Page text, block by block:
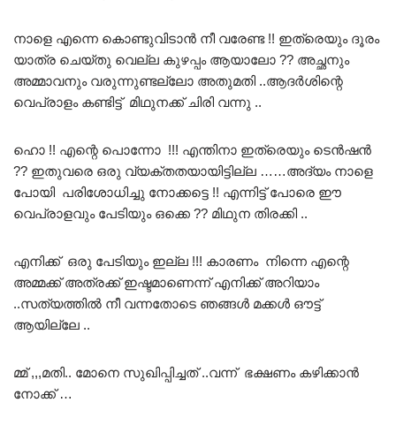
നാളെ എന്നെ കൊണ്ടുവിടാൻ നീ വരേണ്ട !! ഇത്രെയും ദൂരം
യാത്ര ചെയ്തു വെല്ല കുഴപ്പം ആയാലോ ?? അച്ഛനും
അമ്മാവനും വരുന്നുണ്ടല്ലോ അതുമതി ..ആദർശിന്റെ
വെപ്രാളം കണ്ടിട്ട് മിഥുനക്ക് ചിരി വന്നു ..
ഹൊ !! എന്റെ പൊന്നോ !!! എന്തിനാ ഇത്രെയും ടെൻഷൻ
?? ഇതുവരെ ഒരു വ്യക്തതയായിട്ടില്ല ……അദ്യം നാളെ
പോയി പരിശോധിച്ചു നോക്കട്ടെ !! എന്നിട്ട് പോരെ ഈ
വെപ്രാളവും പേടിയും ഒക്കെ ?? മിഥുന തിരക്കി ..
എനിക്ക് ഒരു പേടിയും ഇല്ല !!! കാരണം നിന്നെ എന്റെ
അമ്മക്ക് അത്രക്ക് ഇഷ്ടമാണെന്ന് എനിക്ക് അറിയാം
..സത്യത്തിൽ നീ വന്നതോടെ ഞങ്ങൾ മക്കൾ ഔട്ട്
ആയില്ലേ ..
മ്മ് ,,,മതി.. മോനെ സുഖിപ്പിച്ചത് ..വന്ന് ഭക്ഷണം കഴിക്കാൻ
നോക്ക് …